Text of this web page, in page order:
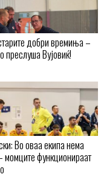
добри времиња –
преслуша Вујовиќ!
Во оваа екипа нема
момците функционираат